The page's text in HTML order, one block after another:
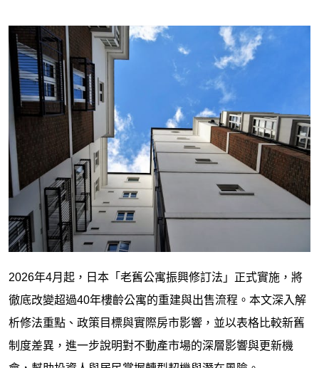
2026年4月起，日本「老舊公寓振興修訂法」正式實施，將
徹底改變超過40年樓齡公寓的重建與出售流程。本文深入解
析修法重點、政策目標與實際房市影響，並以表格比較新舊
制度差異，進一步說明對不動產市場的深層影響與更新機